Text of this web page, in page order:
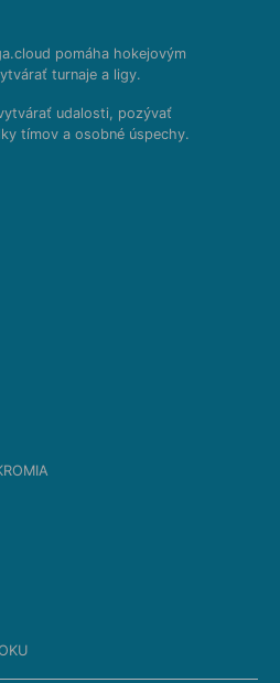
pomáha hokejovým
turnaje a ligy.
udalosti, pozývať
tímov a osobné úspechy.